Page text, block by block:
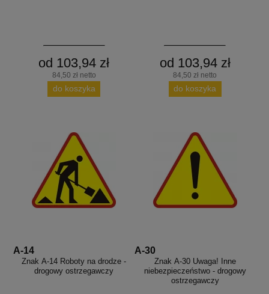
od 103,94 zł
84,50 zł netto
do koszyka
od 103,94 zł
84,50 zł netto
do koszyka
A-14
Znak A-14 Roboty na drodze -
drogowy ostrzegawczy
A-30
Znak A-30 Uwaga! Inne
niebezpieczeństwo - drogowy
ostrzegawczy